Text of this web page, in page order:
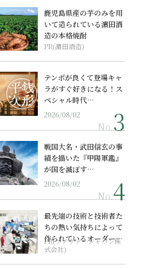
鹿児島県産の芋のみを用
いて造られている濵田酒
造の本格焼酎
PR(濵田酒造)
テンポが良くて登場キャ
ラがすぐ好きになる！ス
ペシャル時代…
2026/08/02
No.
戦国大名・武田信玄の事
績を描いた『甲陽軍鑑』
が国を滅ぼす…
2026/08/02
No.
最先端の技術と技術者た
ちの熱い気持ちによって
作られているオーダーメ
イド補聴器
PR(ソノヴァ・ジャパン株
式会社)